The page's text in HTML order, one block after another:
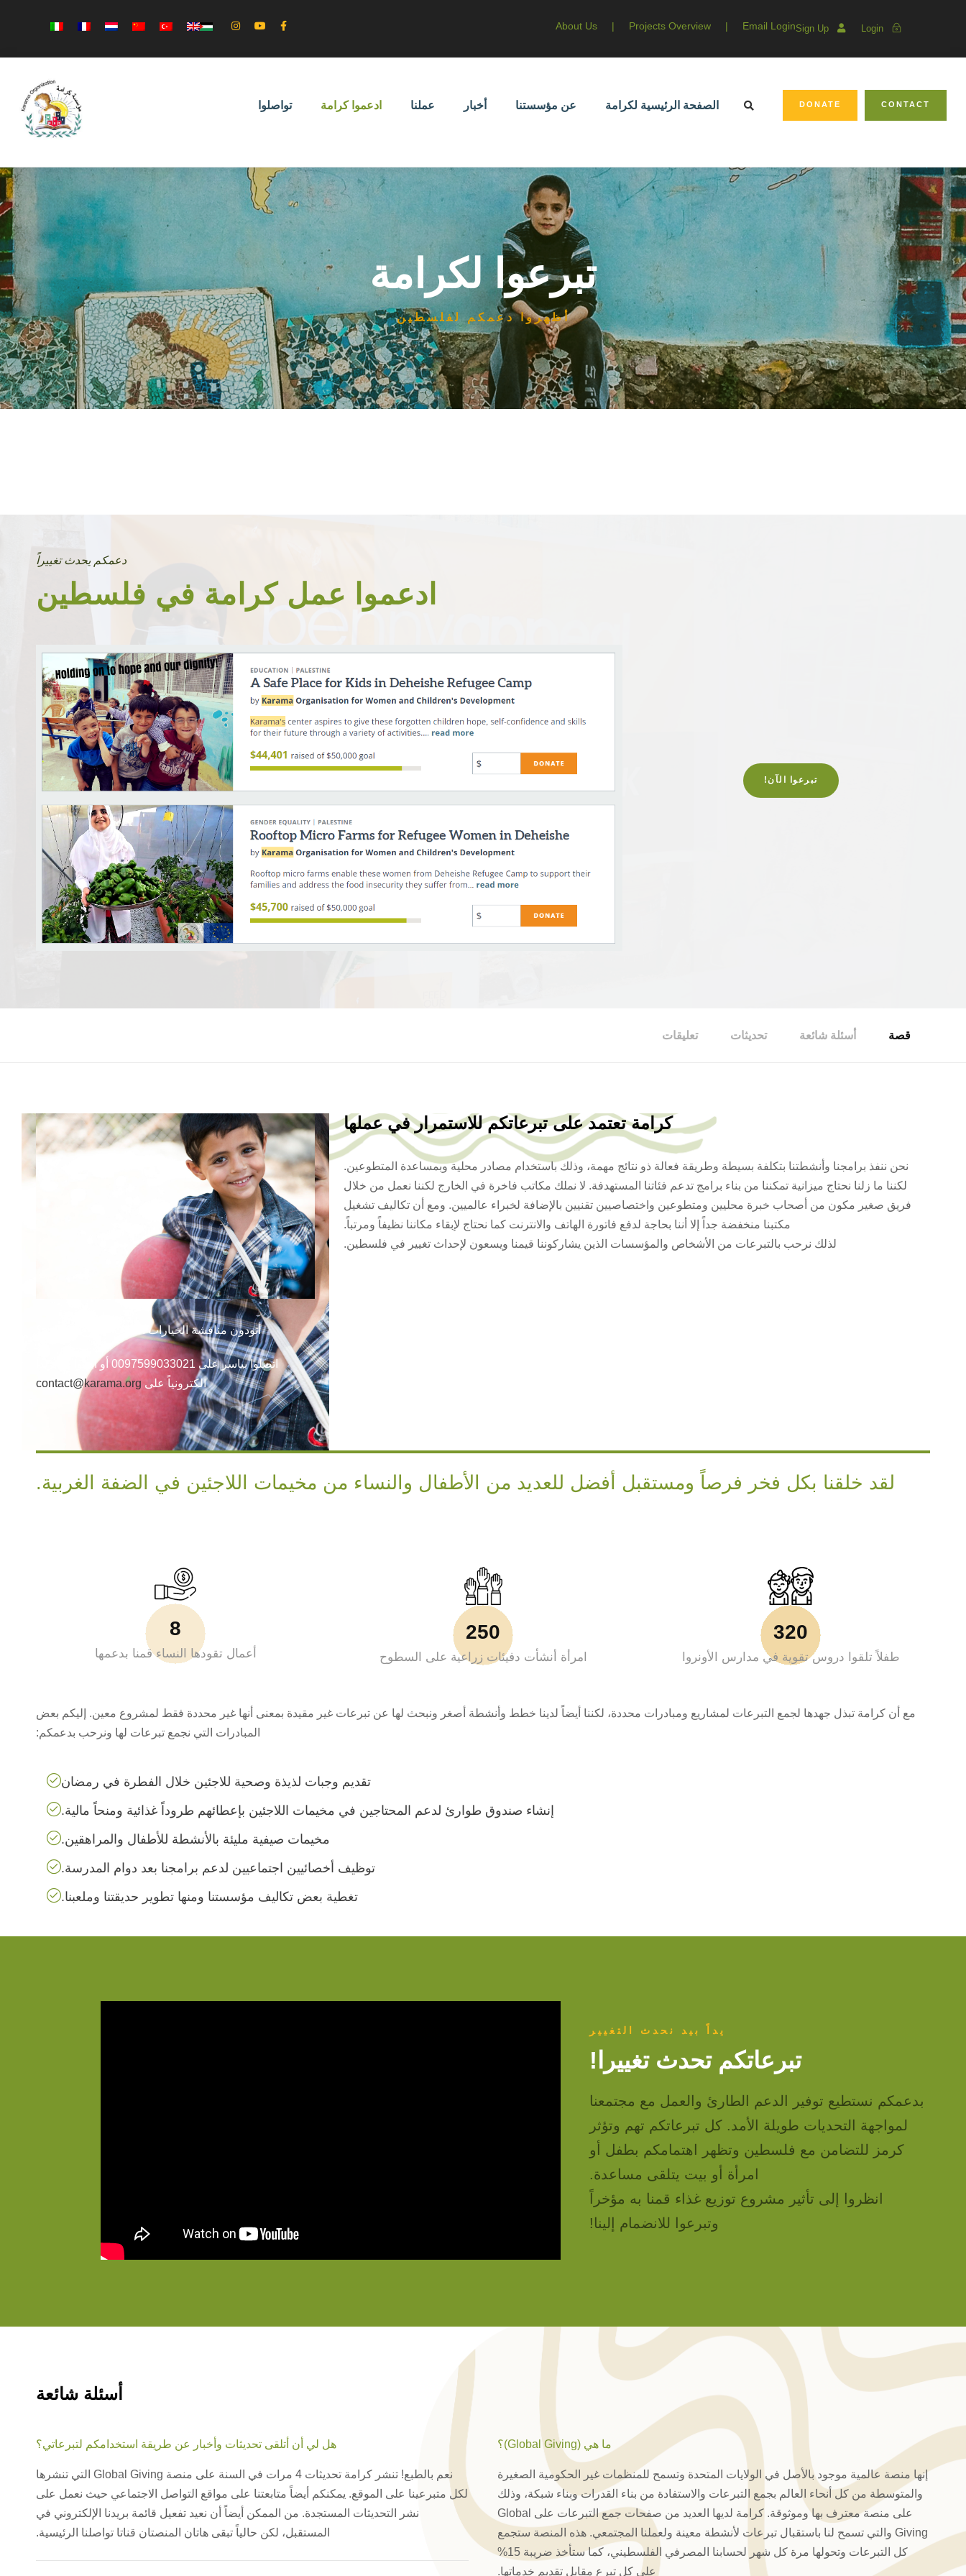
About Us | Projects Overview | Email Login Login
Sign Up
الصفحة الرئيسية لكرامة عن مؤسستنا أخبار عملنا ادعموا كرامة تواصلوا DONATE CONTACT
تبرعوا لكرامة
أظهروا دعمكم لفلسطين
دعمكم يحدث تغييراً
ادعموا عمل كرامة في فلسطين
تبرعوا الآن!
قصة أسئلة شائعة تحديثات تعليقات
كرامة تعتمد على تبرعاتكم للاستمرار في عملها
نحن ننفذ برامجنا وأنشطتنا بتكلفة بسيطة وطريقة فعالة ذو نتائج مهمة، وذلك باستخدام مصادر محلية وبمساعدة المتطوعين.
لكننا ما زلنا نحتاج ميزانية تمكننا من بناء برامج تدعم فئاتنا المستهدفة. لا نملك مكاتب فاخرة في الخارج لكننا نعمل من خلال
فريق صغير مكون من أصحاب خبرة محليين ومتطوعين واختصاصيين تقنيين بالإضافة لخبراء عالميين. ومع أن تكاليف تشغيل
مكتبنا منخفضة جداً إلا أننا بحاجة لدفع فاتورة الهاتف والانترنت كما نحتاج لإبقاء مكاننا نظيفاً ومرتباً.
لذلك نرحب بالتبرعات من الأشخاص والمؤسسات الذين يشاركوننا قيمنا ويسعون لإحداث تغيير في فلسطين.
أتودون مناقشة الخيارات المتاحة للتبرع مباشرة؟
اتصلوا بياسر على 0097599033021 أو ابعثوا لنا بريداً
الكترونياً على contact@karama.org
لقد خلقنا بكل فخر فرصاً ومستقبل أفضل للعديد من الأطفال والنساء من مخيمات اللاجئين في الضفة الغربية.
320
طفلاً تلقوا دروس تقوية في مدارس الأونروا
250
امرأة أنشأت دفيئات زراعية على السطوح
8
أعمال تقودها النساء قمنا بدعمها
مع أن كرامة تبذل جهدها لجمع التبرعات لمشاريع ومبادرات محددة، لكننا أيضاً لدينا خطط وأنشطة أصغر ونبحث لها عن تبرعات غير مقيدة بمعنى أنها غير محددة فقط لمشروع معين. إليكم بعض
المبادرات التي نجمع تبرعات لها ونرحب بدعمكم:
تقديم وجبات لذيذة وصحية للاجئين خلال الفطرة في رمضان
إنشاء صندوق طوارئ لدعم المحتاجين في مخيمات اللاجئين بإعطائهم طروداً غذائية ومنحاً مالية.
مخيمات صيفية مليئة بالأنشطة للأطفال والمراهقين.
توظيف أخصائيين اجتماعيين لدعم برامجنا بعد دوام المدرسة.
تغطية بعض تكاليف مؤسستنا ومنها تطوير حديقتنا وملعبنا.
يداً بيد نحدث التغيير
تبرعاتكم تحدث تغييرا!
بدعمكم نستطيع توفير الدعم الطارئ والعمل مع مجتمعنا
لمواجهة التحديات طويلة الأمد. كل تبرعاتكم تهم وتؤثر
كرمز للتضامن مع فلسطين وتظهر اهتمامكم بطفل أو
امرأة أو بيت يتلقى مساعدة.
انظروا إلى تأثير مشروع توزيع غذاء قمنا به مؤخراً
وتبرعوا للانضمام إلينا!
أسئلة شائعة
ما هي (Global Giving)؟
إنها منصة عالمية موجود بالأصل في الولايات المتحدة وتسمح للمنظمات غير الحكومية الصغيرة
والمتوسطة من كل أنحاء العالم بجمع التبرعات والاستفادة من بناء القدرات وبناء شبكة، وذلك
على منصة معترف بها وموثوقة. كرامة لديها العديد من صفحات جمع التبرعات على Global
Giving والتي تسمح لنا باستقبال تبرعات لأنشطة معينة ولعملنا المجتمعي. هذه المنصة ستجمع
كل التبرعات وتحولها مرة كل شهر لحسابنا المصرفي الفلسطيني، كما ستأخذ ضريبة 15%
على كل تبرع مقابل تقديم خدماتها.
هل لي أن أتلقى تحديثات وأخبار عن طريقة استخدامكم لتبرعاتي؟
نعم بالطبع! تنشر كرامة تحديثات 4 مرات في السنة على منصة Global Giving التي تنشرها
لكل متبرعينا على الموقع. يمكنكم أيضاً متابعتنا على مواقع التواصل الاجتماعي حيث نعمل على
نشر التحديثات المستجدة. من الممكن أيضاً أن نعيد تفعيل قائمة بريدنا الإلكتروني في
المستقبل، لكن حالياً تبقى هاتان المنصتان قناتا تواصلنا الرئيسية.